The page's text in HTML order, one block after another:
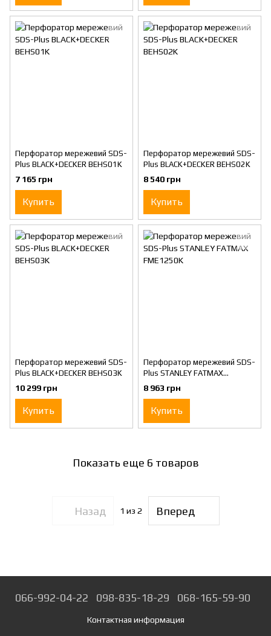
Перфоратор мережевий SDS-
Plus BLACK+DECKER BEHS01K
7 165 грн
Купить
Перфоратор мережевий SDS-
Plus BLACK+DECKER BEHS02K
8 540 грн
Купить
Перфоратор мережевий SDS-
Plus BLACK+DECKER BEHS03K
10 299 грн
Купить
Перфоратор мережевий SDS-
Plus STANLEY FATMAX
FME1250K
8 963 грн
Купить
Показать еще 6 товаров
Назад 1 из 2 Вперед
066-992-04-22 098-835-18-29 068-165-59-90
Контактная информация